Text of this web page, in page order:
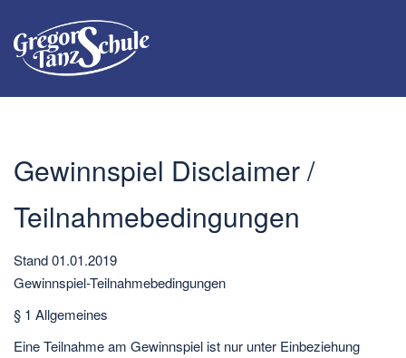
Gewinnspiel Disclaimer /
Teilnahmebedingungen
Stand 01.01.2019
Gewinnspiel-Teilnahmebedingungen
§ 1 Allgemeines
Eine Teilnahme am Gewinnspiel ist nur unter Einbeziehung